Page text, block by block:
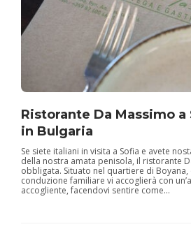
Ristorante Da Massimo a
in Bulgaria
Se siete italiani in visita a Sofia e avete
della nostra amata penisola, il ristorante
obbligata. Situato nel quartiere di
conduzione familiare vi accoglierà con
accogliente, facendovi sentire come...